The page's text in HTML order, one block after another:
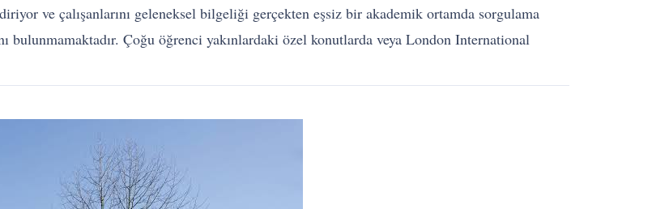
ve çalışanlarını geleneksel bilgeliği gerçekten eşsiz bir akademik ortamda sorgulama
bulunmamaktadır. Çoğu öğrenci yakınlardaki özel konutlarda veya London International